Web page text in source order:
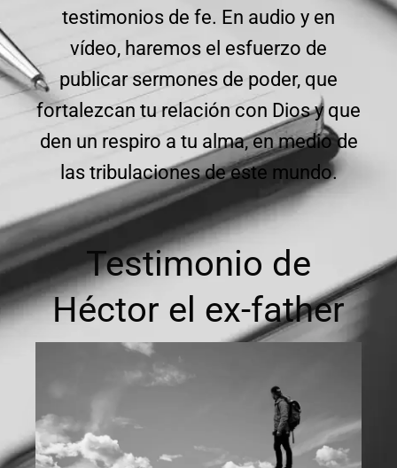
testimonios de fe. En audio y en
vídeo, haremos el esfuerzo de
publicar sermones de poder, que
fortalezcan tu relación con Dios y que
den un respiro a tu alma, en medio de
las tribulaciones de este mundo.
Testimonio de
Héctor el ex-father